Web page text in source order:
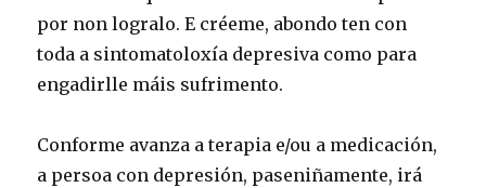
por non logralo. E créeme, abondo ten con
toda a sintomatoloxía depresiva como para
engadirlle máis sufrimento.
Conforme avanza a terapia e/ou a medicación,
a persoa con depresión, paseniñamente, irá